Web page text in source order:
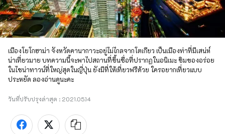
เมืองโยโกฮาม่า จังหวัดคานากาวะอยู่ไม่ไกลจากโตเกียว เป็นเมืองท่าที่มีเสน่ห์
น่าเที่ยวมาย บทความนี้จะพาไปสถานที่ขึ้นชื่อที่ปรากฏในอนิเมะ ชิมของอร่อย
ในไชน่าทาวน์ที่ใหญ่สุดในญี่ปุ่น ยังมีที่ให้เที่ยวฟรีด้วย ใครอยากเที่ยวแบบ
ประหยัด ลองอ่านดูนะคะ
วันที่ปรับปรุงล่าสุด : 2021.05.14